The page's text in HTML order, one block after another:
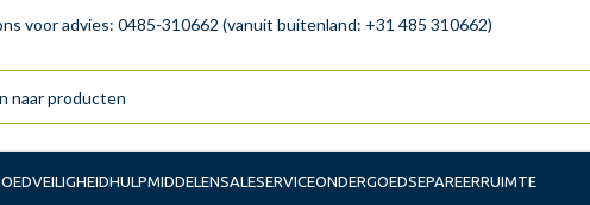
voor advies: 0485-310662 (vanuit buitenland: +31 485 310662)
VEILIGHEIDHULPMIDDELENSALESERVICEONDERGOEDSEPAREERRUIMTE